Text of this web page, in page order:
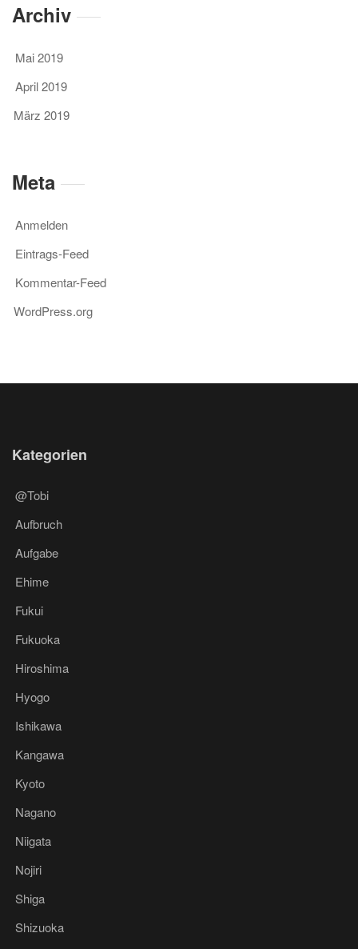
Archiv
Mai 2019
April 2019
März 2019
Meta
Anmelden
Eintrags-Feed
Kommentar-Feed
WordPress.org
Kategorien
@Tobi
Aufbruch
Aufgabe
Ehime
Fukui
Fukuoka
Hiroshima
Hyogo
Ishikawa
Kangawa
Kyoto
Nagano
Niigata
Nojiri
Shiga
Shizuoka